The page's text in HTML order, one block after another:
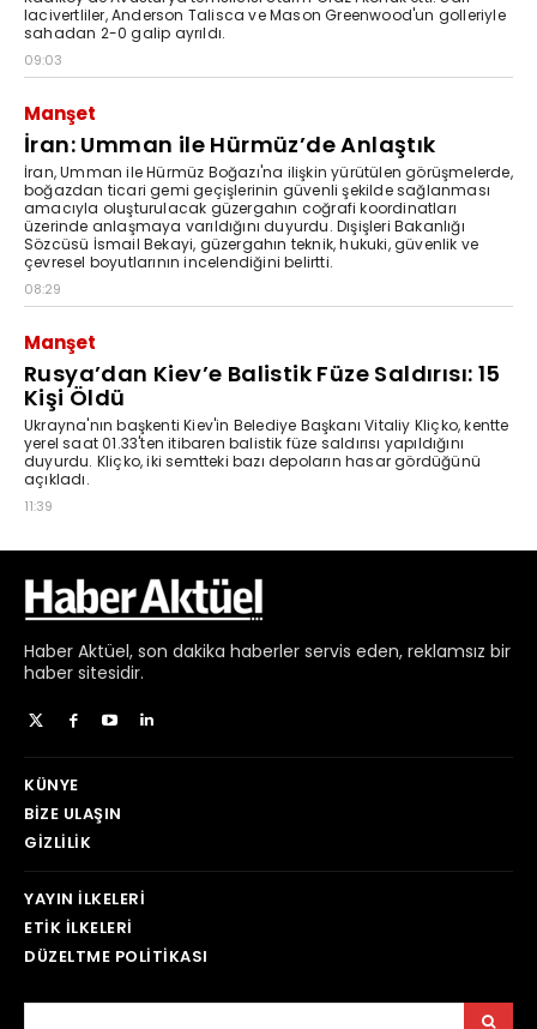
Haber Aktüel, son dakika haberler servis eden, reklamsız bir
haber sitesidir.
KÜNYE
BIZE ULAŞIN
GIZLILIK
YAYIN İLKELERI
ETIK İLKELERI
DÜZELTME POLITIKASI